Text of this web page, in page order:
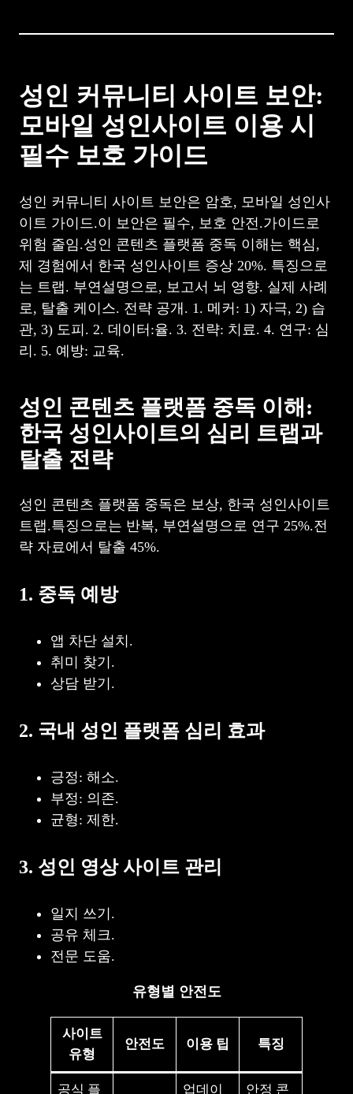
성인 커뮤니티 사이트 보안:
모바일 성인사이트 이용 시
필수 보호 가이드
성인 커뮤니티 사이트 보안은 암호, 모바일 성인사
이트 가이드.이 보안은 필수, 보호 안전.가이드로
위험 줄임.성인 콘텐츠 플랫폼 중독 이해는 핵심,
제 경험에서 한국 성인사이트 증상 20%. 특징으로
는 트랩. 부연설명으로, 보고서 뇌 영향. 실제 사례
로, 탈출 케이스. 전략 공개. 1. 메커: 1) 자극, 2) 습
관, 3) 도피. 2. 데이터:율. 3. 전략: 치료. 4. 연구: 심
리. 5. 예방: 교육.
성인 콘텐츠 플랫폼 중독 이해:
한국 성인사이트의 심리 트랩과
탈출 전략
성인 콘텐츠 플랫폼 중독은 보상, 한국 성인사이트
트랩.특징으로는 반복, 부연설명으로 연구 25%.전
략 자료에서 탈출 45%.
1. 중독 예방
앱 차단 설치.
취미 찾기.
상담 받기.
2. 국내 성인 플랫폼 심리 효과
긍정: 해소.
부정: 의존.
균형: 제한.
3. 성인 영상 사이트 관리
일지 쓰기.
공유 체크.
전문 도움.
유형별 안전도
사이트
유형
안전도 이용 팁 특징
공식 플 업데이 안정 콘